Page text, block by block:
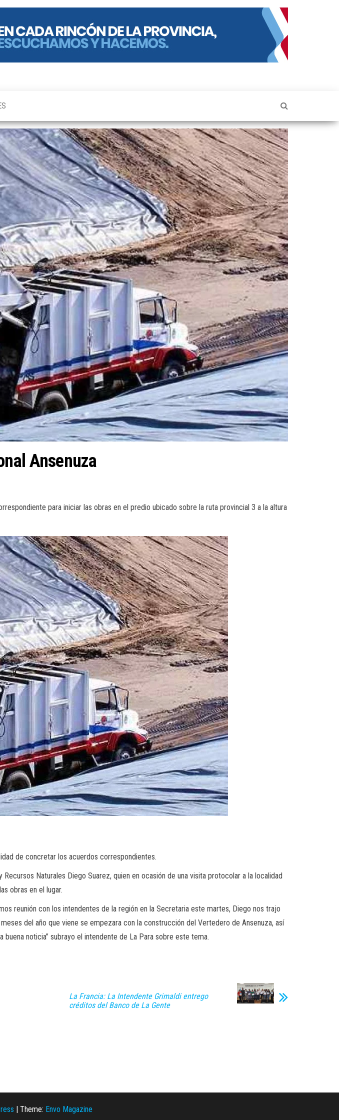
Ansenuza
para iniciar las obras en el predio ubicado sobre la ruta provincial 3 a la altura
de concretar los acuerdos correspondientes.
Naturales Diego Suarez, quien en ocasión de una visita protocolar a la localidad
obras en el lugar.
reunión con los intendentes de la región en la Secretaria este martes, Diego nos trajo
del año que viene se empezara con la construcción del Vertedero de Ansenuza, así
noticia” subrayo el intendente de La Para sobre este tema.
La Francia: La Intendente Grimaldi entrego
créditos del Banco de La Gente
| Theme: Envo Magazine